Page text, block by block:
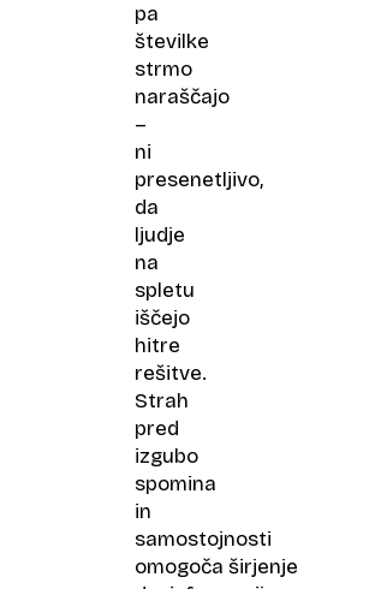
pa
številke
strmo
naraščajo
–
ni
presenetljivo,
da
ljudje
na
spletu
iščejo
hitre
rešitve.
Strah
pred
izgubo
spomina
in
samostojnosti
omogoča širjenje